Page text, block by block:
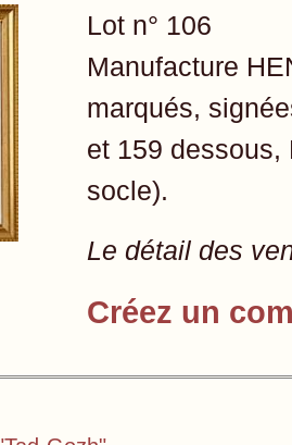
Lot n° 106
Manufacture
marqués,
et 159 dessous,
socle).
Le détail des
Créez un